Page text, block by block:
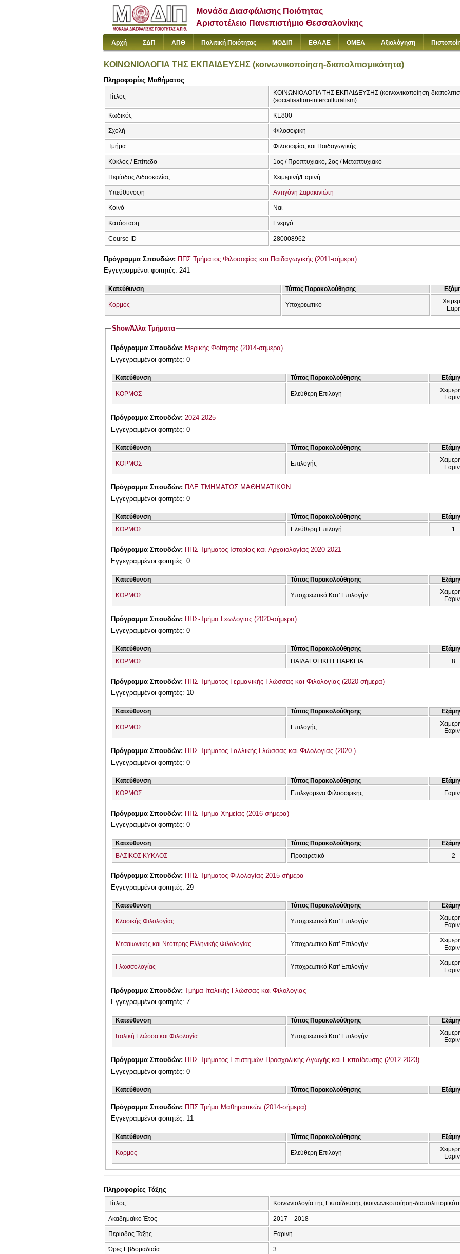
Μονάδα Διασφάλισης Ποιότητας
Αριστοτέλειο Πανεπιστήμιο Θεσσαλονίκης
Αρχή ΣΔΠ ΑΠΘ Πολιτική Ποιότητας ΜΟΔΙΠ ΕΘΑΑΕ ΟΜΕΑ Αξιολόγηση
ΚΟΙΝΩΝΙΟΛΟΓΙΑ ΤΗΣ ΕΚΠΑΙΔΕΥΣΗΣ (κοινωνικοποίηση-διαπολιτισμικότητα)
Πληροφορίες Μαθήματος
Τίτλος
ΚΟΙΝΩΝΙΟΛΟΓΙΑ ΤΗΣ ΕΚΠΑΙΔΕΥΣΗΣ (κοινωνικοποίηση-
(socialisation-interculturalism)
Κωδικός ΚΕ800
Σχολή Φιλοσοφική
Τμήμα Φιλοσοφίας και Παιδαγωγικής
Κύκλος / Επίπεδο 1ος / Προπτυχιακό, 2ος / Μεταπτυχιακό
Περίοδος Διδασκαλίας Χειμερινή/Εαρινή
Υπεύθυνος/η Αντιγόνη Σαρακινιώτη
Κοινό Ναι
Κατάσταση Ενεργό
Course ID 280008962
Πρόγραμμα Σπουδών: ΠΠΣ Τμήματος Φιλοσοφίας και Παιδαγωγικής (2011-σήμερα)
Εγγεγραμμένοι φοιτητές: 241
Κατεύθυνση Τύπος Παρακολούθησης
Κορμός Υποχρεωτικό
ShowΆλλα Τμήματα
Πρόγραμμα Σπουδών: Μερικής Φοίτησης (2014-σημερα)
Εγγεγραμμένοι φοιτητές: 0
Κατεύθυνση Τύπος Παρακολούθησης
ΚΟΡΜΟΣ Ελεύθερη Επιλογή
Πρόγραμμα Σπουδών: 2024-2025
Εγγεγραμμένοι φοιτητές: 0
Κατεύθυνση Τύπος Παρακολούθησης
ΚΟΡΜΟΣ Επιλογής
Πρόγραμμα Σπουδών: ΠΔΕ ΤΜΗΜΑΤΟΣ ΜΑΘΗΜΑΤΙΚΩΝ
Εγγεγραμμένοι φοιτητές: 0
Κατεύθυνση Τύπος Παρακολούθησης
ΚΟΡΜΟΣ
Ελεύθερη Επιλογή 1
Πρόγραμμα Σπουδών: ΠΠΣ Τμήματος Ιστορίας και Αρχαιολογίας 2020-2021
Εγγεγραμμένοι φοιτητές: 0
Κατεύθυνση Τύπος Παρακολούθησης
ΚΟΡΜΟΣ Υποχρεωτικό Κατ' Επιλογήν
Πρόγραμμα Σπουδών: ΠΠΣ-Τμήμα Γεωλογίας (2020-σήμερα)
Εγγεγραμμένοι φοιτητές: 0
Κατεύθυνση Τύπος Παρακολούθησης
ΚΟΡΜΟΣ
ΠΑΙΔΑΓΩΓΙΚΗ ΕΠΑΡΚΕΙΑ 8
Πρόγραμμα Σπουδών: ΠΠΣ Τμήματος Γερμανικής Γλώσσας και Φιλολογίας (2020-σήμερα)
Εγγεγραμμένοι φοιτητές: 10
Κατεύθυνση Τύπος Παρακολούθησης
ΚΟΡΜΟΣ Επιλογής
Πρόγραμμα Σπουδών: ΠΠΣ Τμήματος Γαλλικής Γλώσσας και Φιλολογίας (2020-)
Εγγεγραμμένοι φοιτητές: 0
Κατεύθυνση Τύπος Παρακολούθησης
ΚΟΡΜΟΣ
Επιλεγόμενα Φιλοσοφικής
Πρόγραμμα Σπουδών: ΠΠΣ-Τμήμα Χημείας (2016-σήμερα)
Εγγεγραμμένοι φοιτητές: 0
Κατεύθυνση Τύπος Παρακολούθησης
ΒΑΣΙΚΟΣ ΚΥΚΛΟΣ
Προαιρετικό 2
Πρόγραμμα Σπουδών: ΠΠΣ Τμήματος Φιλολογίας 2015-σήμερα
Εγγεγραμμένοι φοιτητές: 29
Κατεύθυνση Τύπος Παρακολούθησης
Κλασικής Φιλολογίας Υποχρεωτικό Κατ' Επιλογήν
Μεσαιωνικής και Νεότερης Ελληνικής Φιλολογίας Υποχρεωτικό Κατ' Επιλογήν
Γλωσσολογίας Υποχρεωτικό Κατ' Επιλογήν
Πρόγραμμα Σπουδών:Τμήμα Ιταλικής Γλώσσας και Φιλολογίας
Εγγεγραμμένοι φοιτητές: 7
Κατεύθυνση Τύπος Παρακολούθησης
Ιταλική Γλώσσα και Φιλολογία Υποχρεωτικό Κατ' Επιλογήν
Πρόγραμμα Σπουδών: ΠΠΣ Τμήματος Επιστημών Προσχολικής Αγωγής και Εκπαίδευσης (2012-2023)
Εγγεγραμμένοι φοιτητές: 0
Κατεύθυνση Τύπος Παρακολούθησης
Πρόγραμμα Σπουδών: ΠΠΣ Τμήμα Μαθηματικών (2014-σήμερα)
Εγγεγραμμένοι φοιτητές: 11
Κατεύθυνση Τύπος Παρακολούθησης
Κορμός Ελεύθερη Επιλογή
Πληροφορίες Τάξης
Τίτλος Κοινωνιολογία της Εκπαίδευσης (κοινωνικοποίηση-
Ακαδημαϊκό Έτος 2017 – 2018
Περίοδος Τάξης Εαρινή
Ώρες Εβδομαδιαία 3